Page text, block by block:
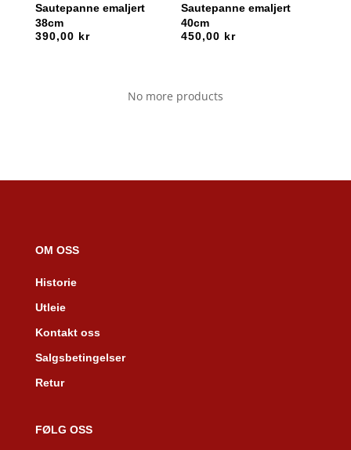
Sautepanne emaljert
38cm
390,00 kr
Sautepanne emaljert
40cm
450,00 kr
No more products
OM OSS
Historie
Utleie
Kontakt oss
Salgsbetingelser
Retur
FØLG OSS